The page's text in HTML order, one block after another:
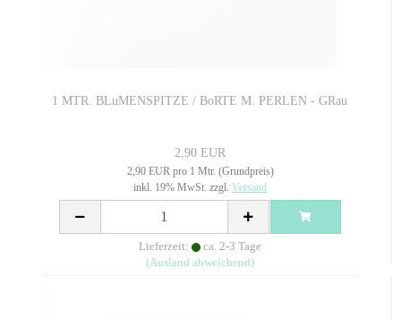
1 MTR. BLuMENSPITZE / BoRTE M. PERLEN - GRau
2,90 EUR
2,90 EUR pro 1 Mtr. (Grundpreis)
inkl. 19% MwSt. zzgl. Versand
Lieferzeit:
ca. 2-3 Tage
(Ausland abweichend)